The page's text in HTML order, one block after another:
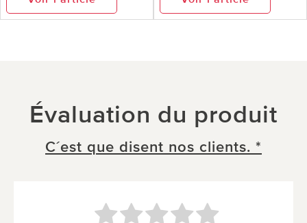
Évaluation du produit
C´est que disent nos clients. *